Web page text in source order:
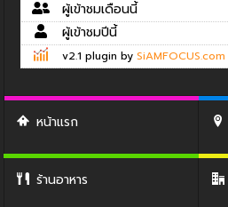
ผู้เข้าชมเดือนนี้
ผู้เข้าชมปีนี้
v2.1 plugin by SiAMFOCUS.com
หน้าแรก
ร้านอาหาร